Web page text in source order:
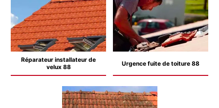
Réparateur installateur de
velux 88
Urgence fuite de toiture 88